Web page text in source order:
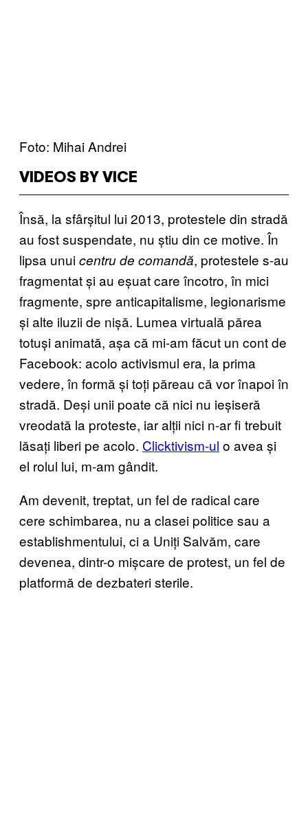
Foto: Mihai Andrei
VIDEOS BY VICE
Însă, la sfârșitul lui 2013, protestele din stradă
au fost suspendate, nu știu din ce motive. În
lipsa unuicentru de comandă, protestele s-au
fragmentat și au eșuat care încotro, în mici
fragmente, spre anticapitalisme, legionarisme
și alte iluzii de nișă. Lumea virtuală părea
totuși animată, așa că mi-am făcut un cont de
Facebook: acolo activismul era, la prima
vedere, în formă și toți păreau că vor înapoi în
stradă. Deși unii poate că nici nu ieșiseră
vreodată la proteste, iar alții nici n-ar fi trebuit
lăsați liberi pe acolo. Clicktivism-ul o avea și
el rolul lui, m-am gândit.
Am devenit, treptat, un fel de radical care
cere schimbarea, nu a clasei politice sau a
establishmentului, ci a Uniți Salvăm, care
devenea, dintr-o mișcare de protest, un fel de
platformă de dezbateri sterile.